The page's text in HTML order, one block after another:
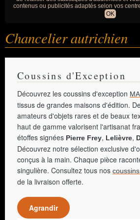
contenus ou publicités adaptés selon vos
OK
Chancelier autrichien
Coussins d'Exception
Découvrez les coussins d'exception
tissus de grandes maisons d'édition.
amateurs d'objets rares et de beaux
haut de gamme valorisent l'artisanat
étoffes signées Pierre Frey, Lelièvre,
Découvrez notre sélection exclusive
conçus à la main. Chaque pièce
singulière. Consultez tous nos
de la livraison offerte.
Agrandir